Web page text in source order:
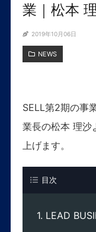
業｜松本
2019年10月06日
NEWS
SELL第2期の事
業長の松本 理沙
上げます。
目次
LEAD